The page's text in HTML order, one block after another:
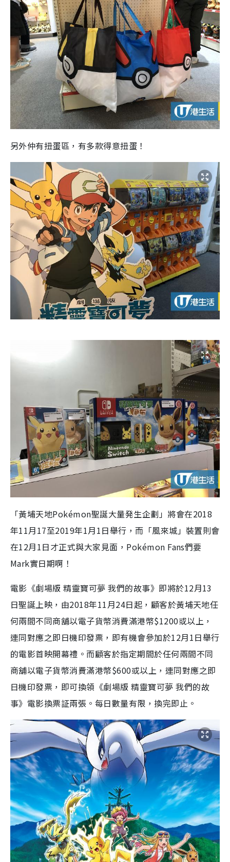
另外仲有扭蛋區，有多款得意扭蛋！
「黃埔天地Pokémon聖誕大量発生企劃」將會在2018
年11月17至2019年1月1日舉行，而「風來城」裝置則會
在12月1日才正式與大家見面，Pokémon Fans們要
Mark實日期啊！
電影《劇場版 精靈寶可夢 我們的故事》即將於12月13
日聖誕上映，由2018年11月24日起，顧客於黃埔天地任
何兩間不同商舖以電子貨幣消費滿港幣$1200或以上，
連同對應之即日機印發票，即有機會參加於12月1日舉行
的電影首映開幕禮。而顧客於指定期間於任何兩間不同
商舖以電子貨幣消費滿港幣$600或以上，連同對應之即
日機印發票，即可換領《劇場版 精靈寶可夢 我們的故
事》電影換票証兩張。每日數量有限，換完即止。